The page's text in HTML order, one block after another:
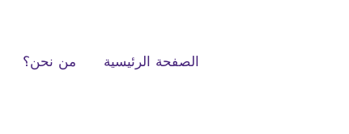
الصفحة الرئيسية من نحن؟